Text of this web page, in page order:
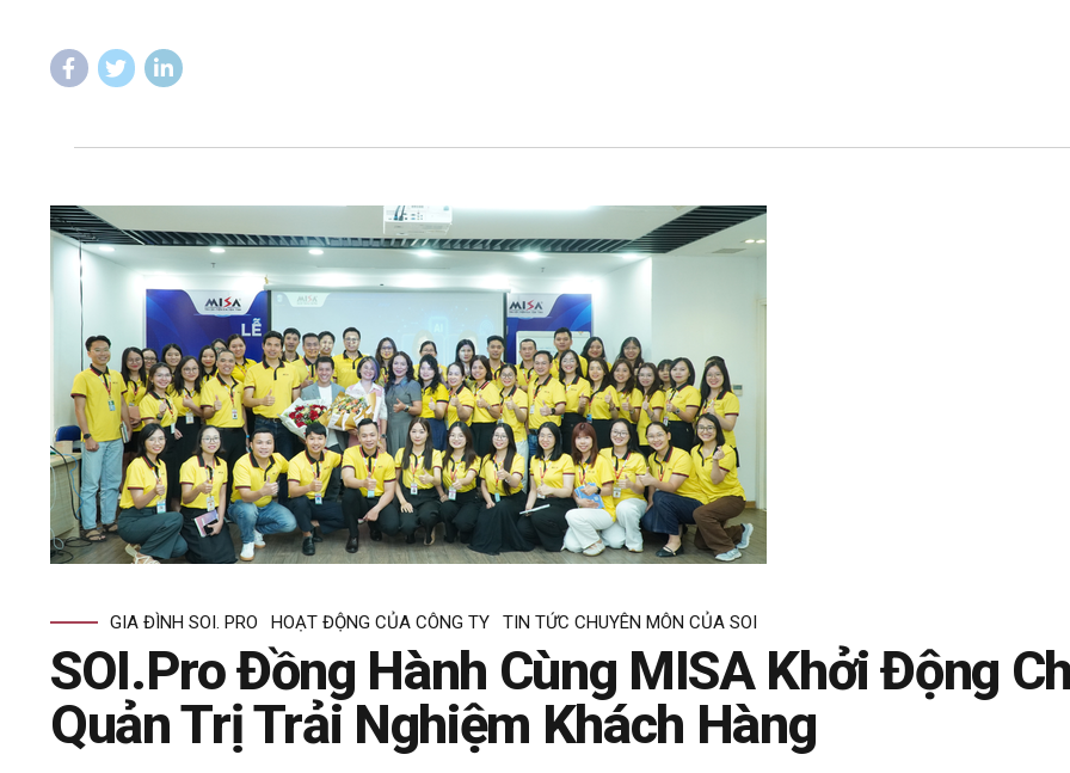
GIA ĐÌNH SOI. PRO HOẠT ĐỘNG CỦA CÔNG TY TIN TỨC CHUYÊN MÔN CỦA SOI
SOI.Pro Đồng Hành Cùng MISA Khởi Động
Quản Trị Trải Nghiệm Khách Hàng